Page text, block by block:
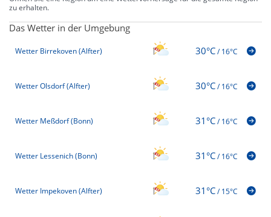
zu erhalten.
Das Wetter in der Umgebung
Wetter Birrekoven (Alfter) 30°C/16°C
Wetter Olsdorf (Alfter) 30°C/16°C
Wetter Meßdorf (Bonn) 31°C/16°C
Wetter Lessenich (Bonn) 31°C/16°C
Wetter Impekoven (Alfter) 31°C/15°C